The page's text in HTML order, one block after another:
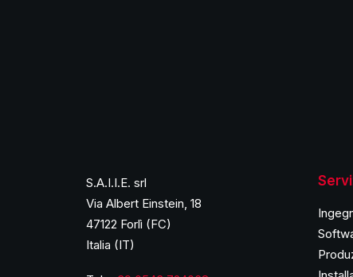
S.A.I.I.E. srl
Via Albert Einstein, 18
47122 Forlì (FC)
Italia (IT)